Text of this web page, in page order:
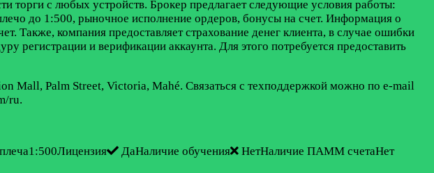
торги с любых устройств. Брокер предлагает следующие условия работы:
до 1:500, рыночное исполнение ордеров, бонусы на счет. Информация о
Также, компания предоставляет страхование денег клиента, в случае ошибки
регистрации и верификации аккаунта. Для этого потребуется предоставить
Mall, Palm Street, Victoria, Mahé. Связаться с техподдержкой можно по e-mail
ru.
ДаНаличие обучения НетНаличие ПАММ счетаНет